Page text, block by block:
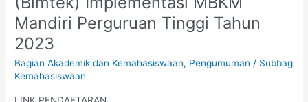
Mandiri Perguruan Tinggi Tahun
2023
Bagian Akademik dan Kemahasiswaan, Pengumuman / Subbag
Kemahasiswaan
Teknis
(Bimtek)
Implementasi
Mandiri
Tinggi